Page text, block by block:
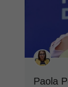
Paola